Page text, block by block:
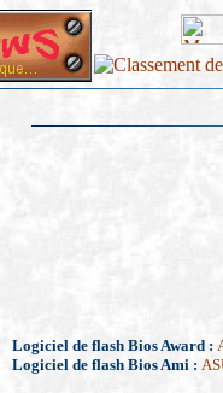
Logiciel de flash Bios Award :
Logiciel de flash Bios Ami :